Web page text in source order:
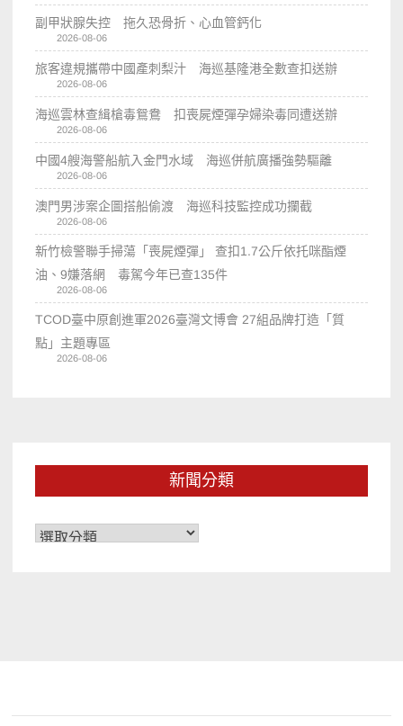
副甲狀腺失控 拖久恐骨折、心血管鈣化
2026-08-06
旅客違規攜帶中國產刺梨汁 海巡基隆港全數查扣送辦
2026-08-06
海巡雲林查緝槍毒鴛鴦 扣喪屍煙彈孕婦染毒同遭送辦
2026-08-06
中國4艘海警船航入金門水域 海巡併航廣播強勢驅離
2026-08-06
澳門男涉案企圖搭船偷渡 海巡科技監控成功攔截
2026-08-06
新竹檢警聯手掃蕩「喪屍煙彈」 查扣1.7公斤依托咪酯煙
油、9嫌落網 毒駕今年已查135件
2026-08-06
TCOD臺中原創進軍2026臺灣文博會 27組品牌打造「質
點」主題專區
2026-08-06
新聞分類
新